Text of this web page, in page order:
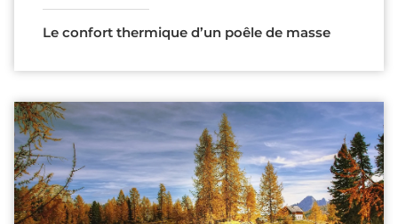
Le confort thermique d’un poêle de masse